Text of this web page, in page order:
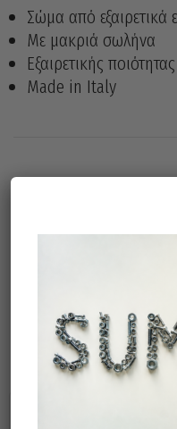
Σώμα από εξαιρετικά
Με μακριά σωλήνα
Εξαιρετικής ποιότητας
Made in Italy
Σχετικά προϊόντα